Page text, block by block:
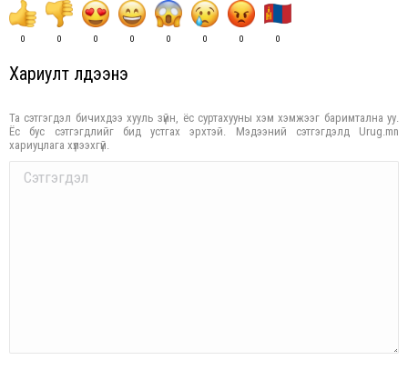
0 0 0 0 0 0 0 0
Хариулт үлдээнэ үү
Та сэтгэгдэл бичихдээ хууль зүйн, ёс суртахууны хэм хэмжээг баримтална уу.
Ёс бус сэтгэгдлийг бид устгах эрхтэй. Мэдээний сэтгэгдэлд Urug.mn
хариуцлага хүлээхгүй.
Comment